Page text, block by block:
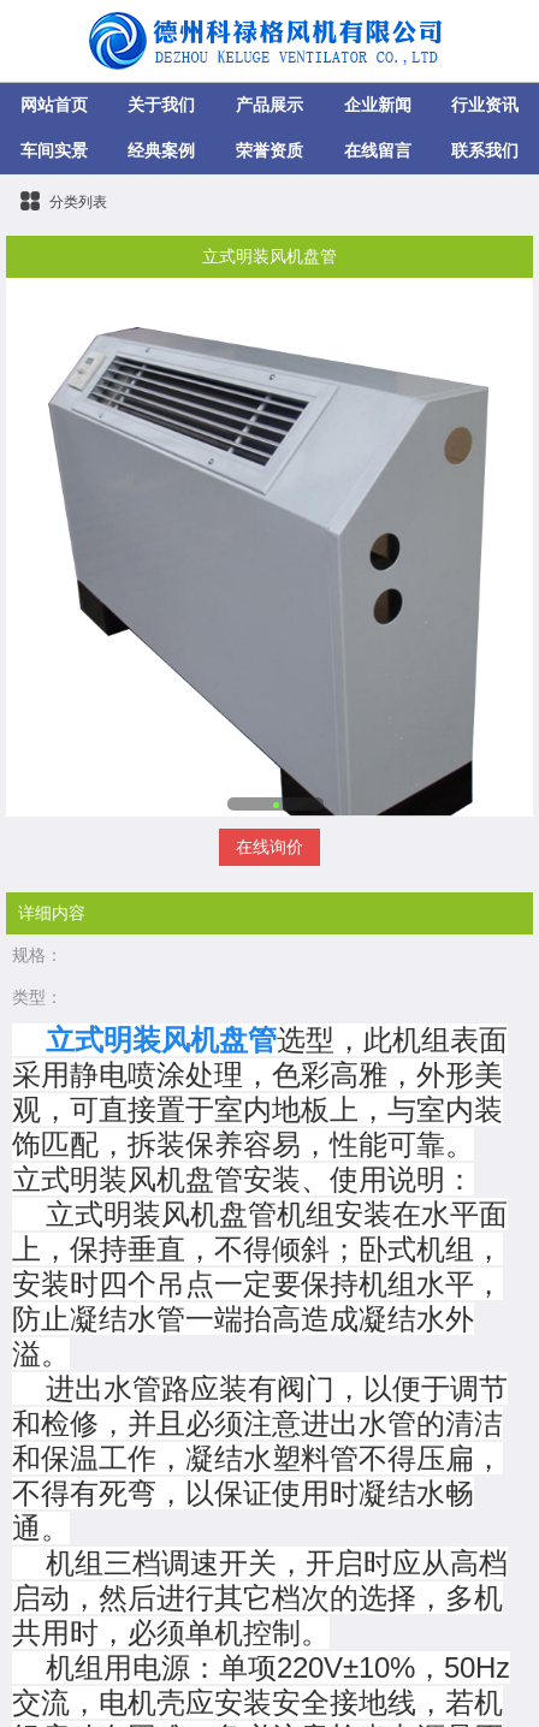
网站首页 关于我们 产品展示 企业新闻 行业资讯
车间实景 经典案例 荣誉资质 在线留言 联系我们
分类列表
立式明装风机盘管
在线询价
详细内容
规格：
类型：
立式明装风机盘管选型，此机组表面
采用静电喷涂处理，色彩高雅，外形美
观，可直接置于室内地板上，与室内装
饰匹配，拆装保养容易，性能可靠。
立式明装风机盘管安装、使用说明：
立式明装风机盘管机组安装在水平面
上，保持垂直，不得倾斜；卧式机组，
安装时四个吊点一定要保持机组水平，
防止凝结水管一端抬高造成凝结水外
溢。
进出水管路应装有阀门，以便于调节
和检修，并且必须注意进出水管的清洁
和保温工作，凝结水塑料管不得压扁，
不得有死弯，以保证使用时凝结水畅
通。
机组三档调速开关，开启时应从高档
启动，然后进行其它档次的选择，多机
共用时，必须单机控制。
机组用电源：单项220V±10%，50Hz
交流，电机壳应安装安全接地线，若机